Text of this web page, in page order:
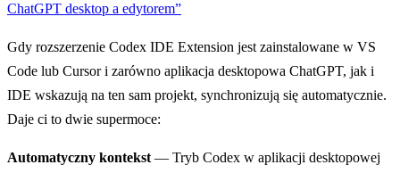
ChatGPT desktop a edytorem”
Gdy rozszerzenie Codex IDE Extension jest zainstalowane w VS
Code lub Cursor i zarówno aplikacja desktopowa ChatGPT, jak i
IDE wskazują na ten sam projekt, synchronizują się automatycznie.
Daje ci to dwie supermoce:
Automatyczny kontekst— Tryb Codex w aplikacji desktopowej